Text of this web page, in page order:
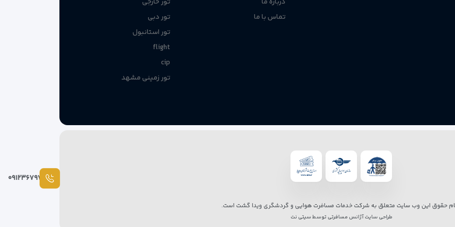
تماس با ما
تور دبی
تور استانبول
flight
cip
تور زمینی مشهد
حقوق این وب سایت متعلق به شرکت خدمات مسافرت هوایی و گردشگری ویدا گشت است.
طراحی سایت آژانس مسافرتیتوسطسیتی نت
۰۹۱۲۳۶۷۹۷۸۷